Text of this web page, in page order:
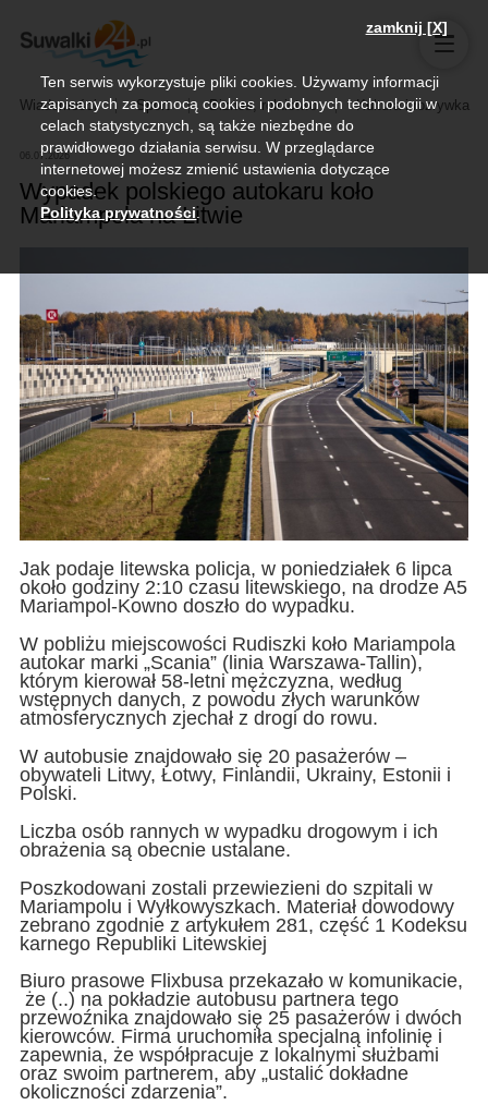
Wiadomości Sport Biznes, rolnictwo Kultura i rozrywka
06.07.2026
Wypadek polskiego autokaru koło
Mariampola na Litwie
Jak podaje litewska policja, w poniedziałek 6 lipca
około godziny 2:10 czasu litewskiego, na drodze A5
Mariampol-Kowno doszło do wypadku.
W pobliżu miejscowości Rudiszki koło Mariampola
autokar marki „Scania” (linia Warszawa-Tallin),
którym kierował 58-letni mężczyzna, według
wstępnych danych, z powodu złych warunków
atmosferycznych zjechał z drogi do rowu.
W autobusie znajdowało się 20 pasażerów –
obywateli Litwy, Łotwy, Finlandii, Ukrainy, Estonii i
Polski.
Liczba osób rannych w wypadku drogowym i ich
obrażenia są obecnie ustalane.
Poszkodowani zostali przewiezieni do szpitali w
Mariampolu i Wyłkowyszkach. Materiał dowodowy
zebrano zgodnie z artykułem 281, część 1 Kodeksu
karnego Republiki Litewskiej
Biuro prasowe Flixbusa przekazało w komunikacie,
że (..) na pokładzie autobusu partnera tego
przewoźnika znajdowało się 25 pasażerów i dwóch
kierowców. Firma uruchomiła specjalną infolinię i
zapewnia, że współpracuje z lokalnymi służbami
oraz swoim partnerem, aby „ustalić dokładne
okoliczności zdarzenia”.
zamknij [X]
Ten serwis wykorzystuje pliki cookies. Używamy informacji
zapisanych za pomocą cookies i podobnych technologii w
celach statystycznych, są także niezbędne do
prawidłowego działania serwisu. W przeglądarce
internetowej możesz zmienić ustawienia dotyczące
cookies.
Polityka prywatności.